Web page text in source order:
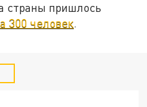
страны пришлось
300 человек.